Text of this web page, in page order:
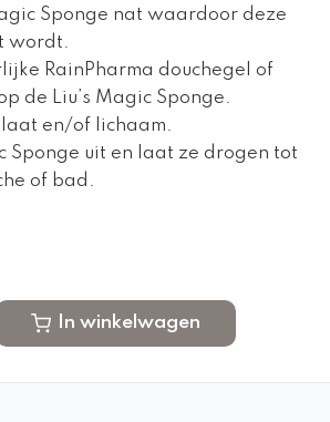
Sponge nat waardoor deze
wordt.
RainPharma douchegel of
de Liu’s Magic Sponge.
en/of lichaam.
Sponge uit en laat ze drogen tot
of bad.
In winkelwagen